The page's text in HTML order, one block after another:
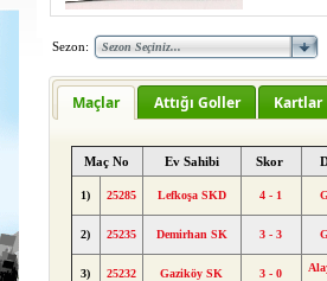
Sezon:
Maçlar Attığı Goller Kartlar
Maç No Ev Sahibi Skor
1) 25285 Lefkoşa SKD 4 - 1
2) 25235 Demirhan SK 3 - 3
3) 25232 Gaziköy SK 3 - 0